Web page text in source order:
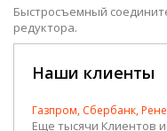
Быстросъемный
редуктора.
Наши клиенты
Газпром, Сбербанк,
Еще тысячи Клиентов